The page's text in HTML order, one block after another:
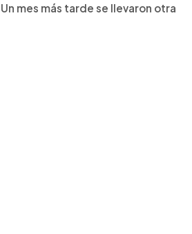
mes más tarde se llevaron otra